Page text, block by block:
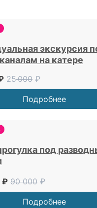
экскурсия
на катере
25000 ₽
Подробнее
под
₽ 90 000 ₽
Подробнее